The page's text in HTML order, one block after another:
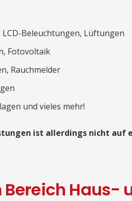
Beleuchtungen, Lüftungen
Fotovoltaik
Rauchmelder
und vieles mehr!
ist allerdings nicht auf
Haus-